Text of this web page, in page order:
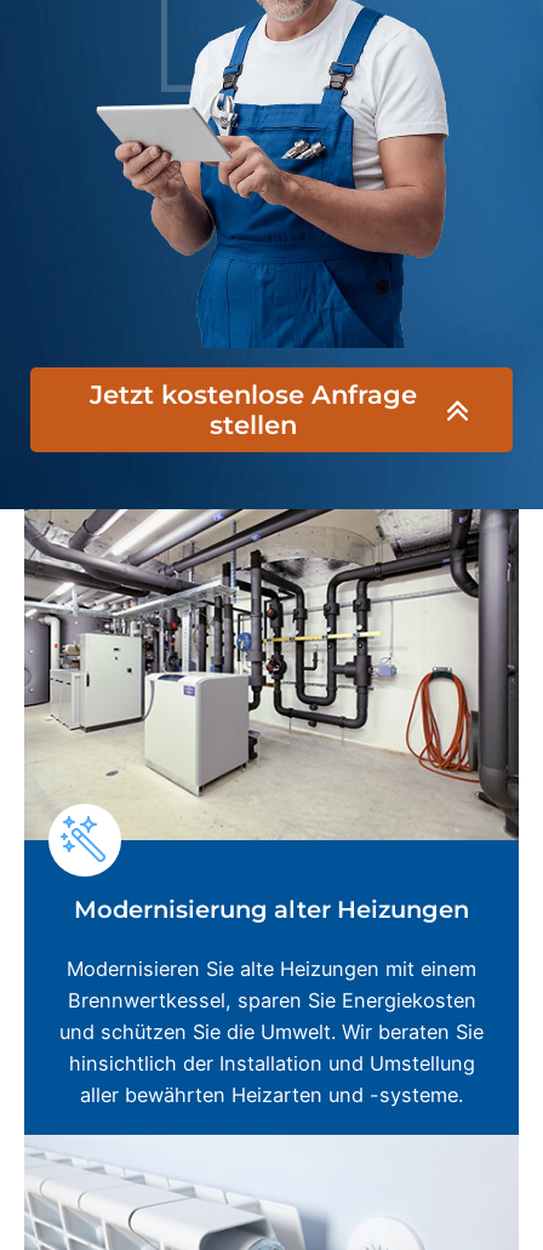
Jetzt kostenlose Anfrage
stellen
Modernisierung alter Heizungen
Modernisieren Sie alte Heizungen mit einem
Brennwertkessel, sparen Sie Energiekosten
und schützen Sie die Umwelt. Wir beraten Sie
hinsichtlich der Installation und Umstellung
aller bewährten Heizarten und -systeme.